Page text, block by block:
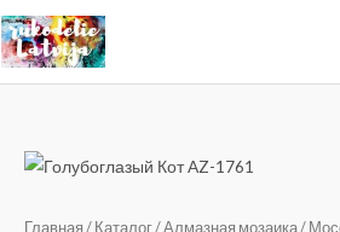
Перейти
к
содержимому
Главная / Каталог/Алмазная мозаика/
Количество
Голубоглазый